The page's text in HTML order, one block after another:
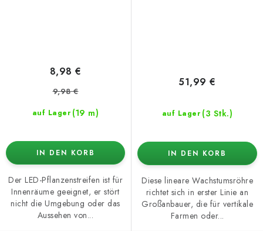
auf Lager (19 m)
8,98 €
9,98 €
IN DEN KORB
Der LED-Pflanzenstreifen ist für
Innenräume geeignet, er stört
nicht die Umgebung oder das
Aussehen von...
auf Lager (3 Stk.)
51,99 €
IN DEN KORB
Diese lineare Wachstumsröhre
richtet sich in erster Linie an
Großanbauer, die für vertikale
Farmen oder...